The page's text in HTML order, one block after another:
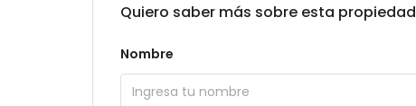
Quiero saber más sobre esta propiedad
Nombre